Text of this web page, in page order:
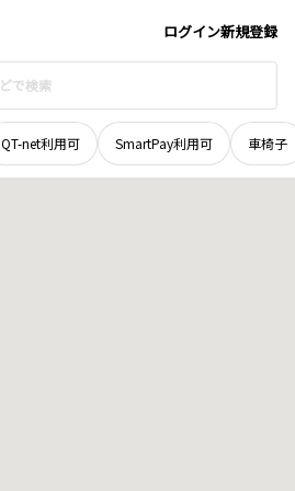
ログイン新規登録
QT-net利用可 SmartPay利用可 車椅子